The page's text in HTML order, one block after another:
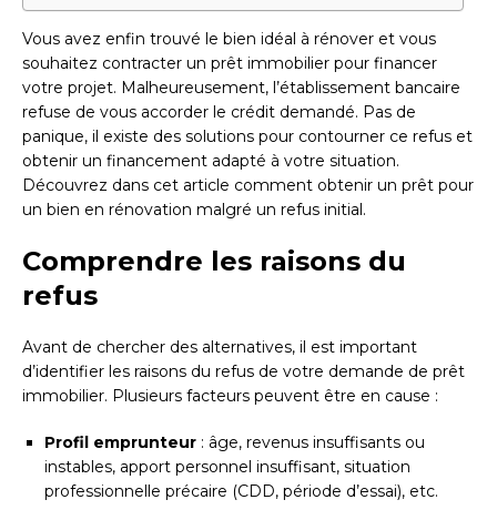
Vous avez enfin trouvé le bien idéal à rénover et vous
souhaitez contracter un prêt immobilier pour financer
votre projet. Malheureusement, l’établissement bancaire
refuse de vous accorder le crédit demandé. Pas de
panique, il existe des solutions pour contourner ce refus et
obtenir un financement adapté à votre situation.
Découvrez dans cet article comment obtenir un prêt pour
un bien en rénovation malgré un refus initial.
Comprendre les raisons du
refus
Avant de chercher des alternatives, il est important
d’identifier les raisons du refus de votre demande de prêt
immobilier. Plusieurs facteurs peuvent être en cause :
Profil emprunteur : âge, revenus insuffisants ou
instables, apport personnel insuffisant, situation
professionnelle précaire (CDD, période d’essai), etc.